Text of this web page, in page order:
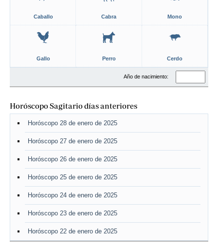
Caballo Cabra Mono
Gallo Perro Cerdo
Año de nacimiento:
Horóscopo Sagitario días anteriores
Horóscopo 28 de enero de 2025
Horóscopo 27 de enero de 2025
Horóscopo 26 de enero de 2025
Horóscopo 25 de enero de 2025
Horóscopo 24 de enero de 2025
Horóscopo 23 de enero de 2025
Horóscopo 22 de enero de 2025